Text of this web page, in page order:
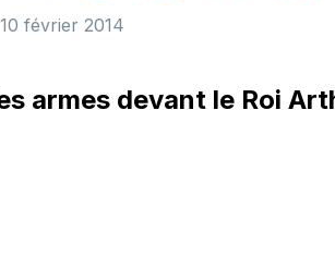
10 février 2014
armes devant le Roi